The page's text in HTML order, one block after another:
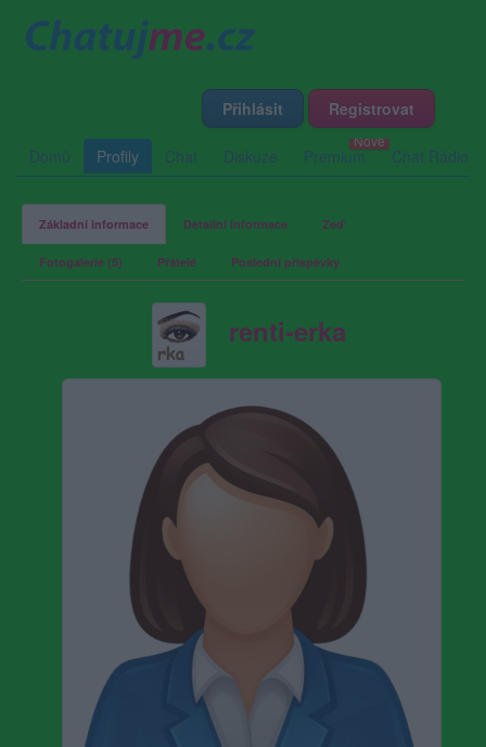
Přihlásit Registrovat
Domů Profily Chat Diskuze Premium Chat Rádio
Základní informace Detailní informace Zeď
Fotogalerie (5) Přátelé Poslední příspěvky
renti-erka